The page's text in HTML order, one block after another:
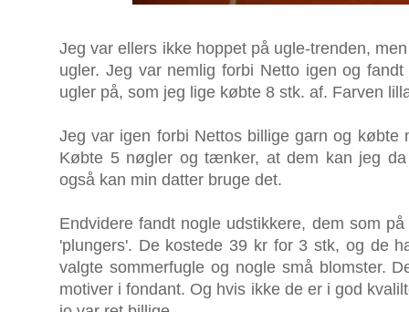
Jeg var ellers ikke hoppet på ugle-trenden,
ugler. Jeg var nemlig forbi Netto igen og
ugler på, som jeg lige købte 8 stk. af. Farven
Jeg var igen forbi Nettos billige garn og købte
Købte 5 nøgler og tænker, at dem kan jeg
også kan min datter bruge det.
Endvidere fandt nogle udstikkere, dem som
'plungers'. De kostede 39 kr for 3 stk, og de
valgte sommerfugle og nogle små blomster.
motiver i fondant. Og hvis ikke de er i god